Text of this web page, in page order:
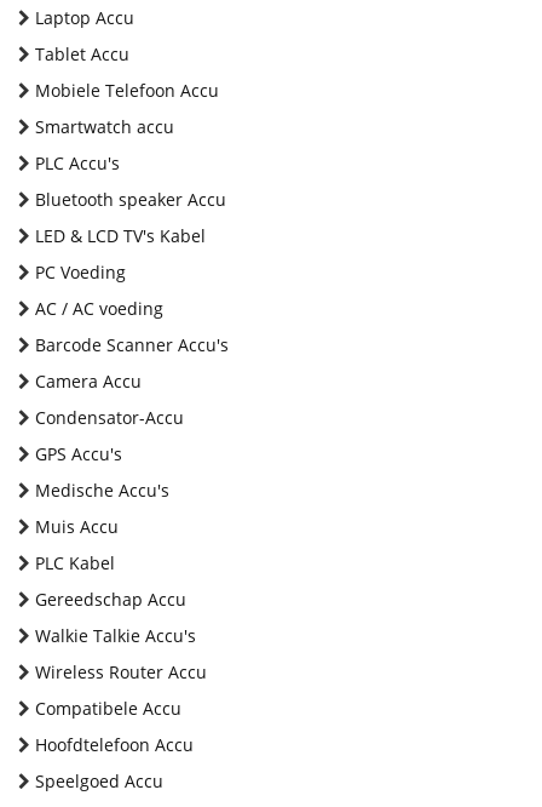
Laptop Accu
Tablet Accu
Mobiele Telefoon Accu
Smartwatch accu
PLC Accu's
Bluetooth speaker Accu
LED & LCD TV's Kabel
PC Voeding
AC / AC voeding
Barcode Scanner Accu's
Camera Accu
Condensator-Accu
GPS Accu's
Medische Accu's
Muis Accu
PLC Kabel
Gereedschap Accu
Walkie Talkie Accu's
Wireless Router Accu
Compatibele Accu
Hoofdtelefoon Accu
Speelgoed Accu